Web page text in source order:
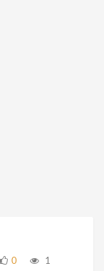
0 1